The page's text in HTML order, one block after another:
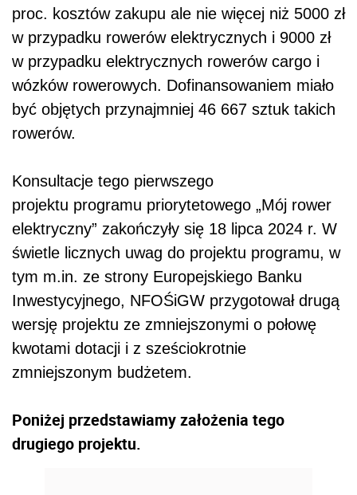
proc. kosztów zakupu ale nie więcej niż 5000 zł
w przypadku rowerów elektrycznych i 9000 zł
w przypadku elektrycznych rowerów cargo i
wózków rowerowych. Dofinansowaniem miało
być objętych przynajmniej 46 667 sztuk takich
rowerów.
Konsultacje tego pierwszego
projektu programu priorytetowego „Mój rower
elektryczny” zakończyły się 18 lipca 2024 r. W
świetle licznych uwag do projektu programu, w
tym m.in. ze strony Europejskiego Banku
Inwestycyjnego, NFOŚiGW przygotował drugą
wersję projektu ze zmniejszonymi o połowę
kwotami dotacji i z sześciokrotnie
zmniejszonym budżetem.
Poniżej przedstawiamy założenia tego
drugiego projektu.